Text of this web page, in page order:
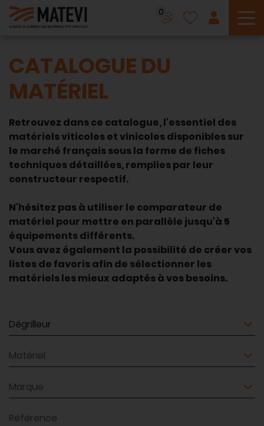
0
CATALOGUE DU
MATÉRIEL
Retrouvez dans ce catalogue, l'essentiel des
matériels viticoles et vinicoles disponibles sur
le marché français sous la forme de fiches
techniques détaillées, remplies par leur
constructeur respectif.
N'hésitez pas à utiliser le comparateur de
matériel pour mettre en parallèle jusqu'à 5
équipements différents.
Vous avez également la possibilité de créer vos
listes de favoris afin de sélectionner les
matériels les mieux adaptés à vos besoins.
Matériel
Matériel
Marque
Référence